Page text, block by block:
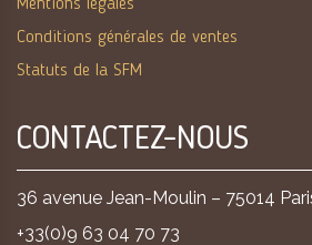
Mentions légales
Conditions générales de ventes
Statuts de la SFM
CONTACTEZ-NOUS
36 avenue Jean-Moulin – 75014
+33(0)9 63 04 70 73